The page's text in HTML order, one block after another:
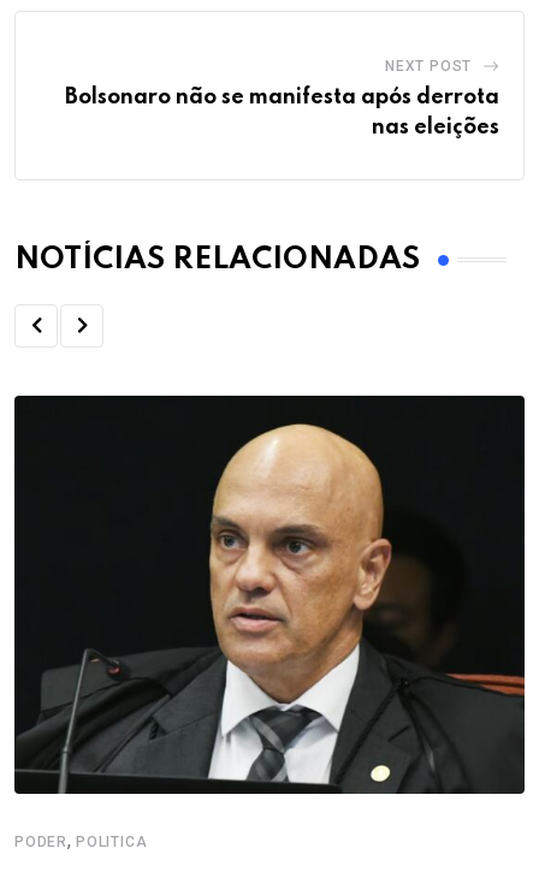
NEXT POST
Bolsonaro não se manifesta após derrota
nas eleições
NOTÍCIAS RELACIONADAS
PODER, POLITICA